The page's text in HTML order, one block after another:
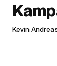
Kevin